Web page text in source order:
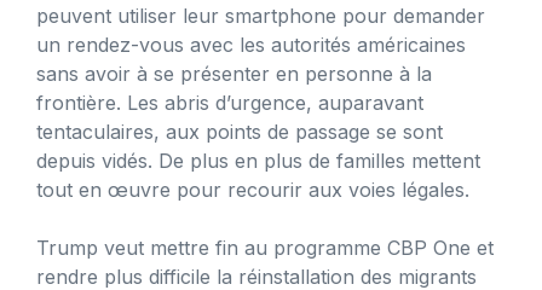
peuvent utiliser leur smartphone pour demander
un rendez-vous avec les autorités américaines
sans avoir à se présenter en personne à la
frontière. Les abris d’urgence, auparavant
tentaculaires, aux points de passage se sont
depuis vidés. De plus en plus de familles mettent
tout en œuvre pour recourir aux voies légales.
Trump veut mettre fin au programme CBP One et
rendre plus difficile la réinstallation des migrants